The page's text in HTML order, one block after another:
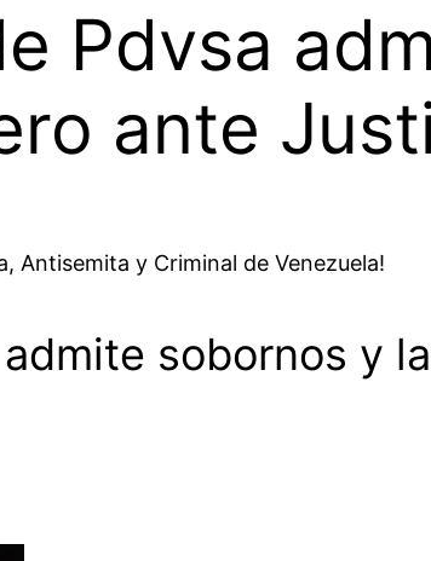
Pdvsa
ante
Antisemita y Criminal de Venezuela!
sobornos y